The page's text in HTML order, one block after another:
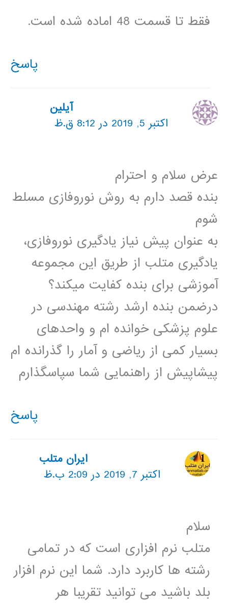
فقط تا قسمت 48 اماده شده است.
پاسخ
آیلین
اکتبر 5, 2019 در 8:12 ق.ظ
عرض سلام و احترام
بنده قصد دارم به روش نوروفازی مسلط
شوم
به عنوان پیش نیاز یادگیری نوروفازی،
یادگیری متلب از طریق این مجموعه
آموزشی برای بنده کفایت میکند؟
درضمن بنده ارشد رشته مهندسی در
علوم پزشکی خوانده ام و واحدهای
بسیار کمی از ریاضی و آمار را گذرانده ام
پیشاپیش از راهنمایی شما سپاسگذارم
پاسخ
ایران متلب
اکتبر 7, 2019 در 2:09 ب.ظ
سلام
متلب نرم افزاری است که در تمامی
رشته ها کاربرد دارد. شما این نرم افزار
بلد باشید می توانید تقریبا هر